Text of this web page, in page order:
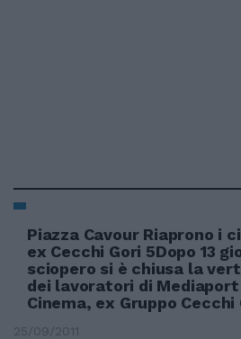
Piazza Cavour Riaprono i
ex Cecchi Gori 5Dopo 13
sciopero si è chiusa la
dei lavoratori di Mediaport
Cinema, ex Gruppo Cecchi
25/09/2011